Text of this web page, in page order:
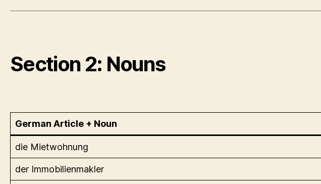
Section 2: Nouns
German Article + Noun
die Mietwohnung
der Immobilienmakler